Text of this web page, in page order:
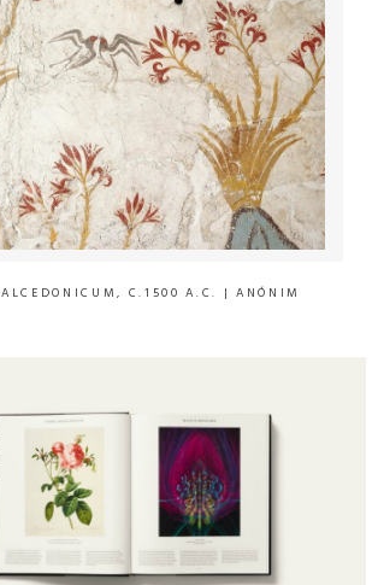
C.1500 A.C. | ANÓNIM